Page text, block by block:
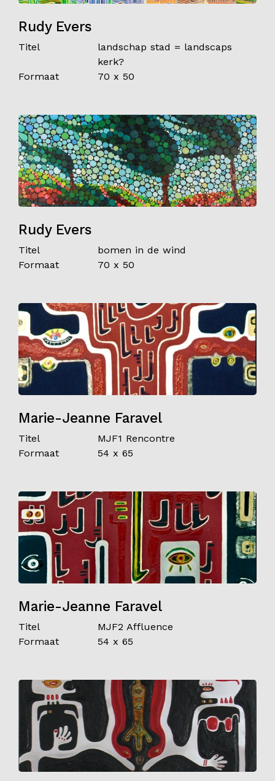
Rudy Evers
Titel
landschap stad = landscaps
kerk?
Formaat
70 x 50
Rudy Evers
Titel
bomen in de wind
Formaat
70 x 50
Marie-Jeanne Faravel
Titel
MJF1 Rencontre
Formaat
54 x 65
Marie-Jeanne Faravel
Titel
MJF2 Affluence
Formaat
54 x 65